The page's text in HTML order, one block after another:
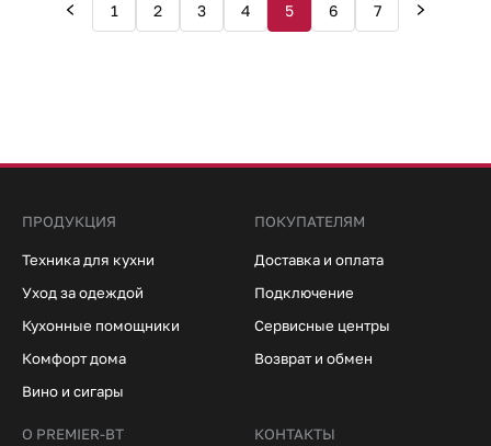
1 2 3 4 5 6 7
ПРОДУКЦИЯ
Техника для кухни
Уход за одеждой
Кухонные помощники
Комфорт дома
Вино и сигары
ПОКУПАТЕЛЯМ
Доставка и оплата
Подключение
Сервисные центры
Возврат и обмен
О PREMIER-BT КОНТАКТЫ